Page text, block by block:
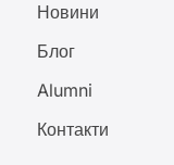
Новини
Блог
Alumni
Контакти